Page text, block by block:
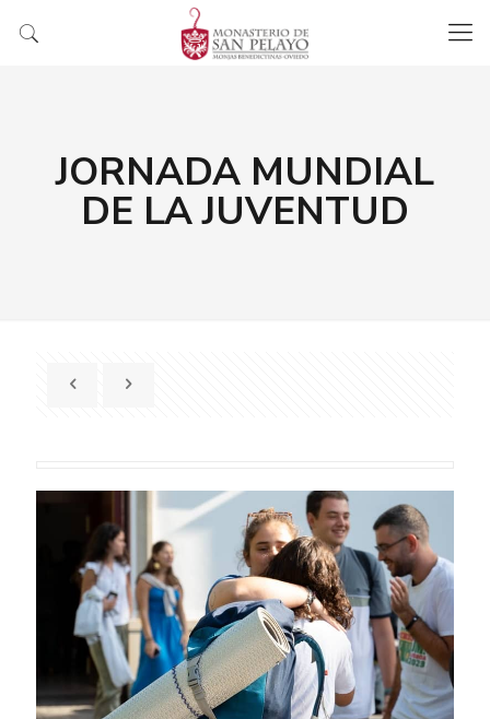
JORNADA MUNDIAL
DE LA JUVENTUD